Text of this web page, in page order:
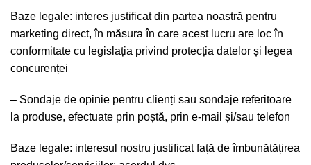
Baze legale: interes justificat din partea noastră pentru
marketing direct, în măsura în care acest lucru are loc în
conformitate cu legislația privind protecția datelor și legea
concurenței
– Sondaje de opinie pentru clienți sau sondaje referitoare
la produse, efectuate prin poștă, prin e-mail și/sau telefon
Baze legale: interesul nostru justificat față de îmbunătățirea